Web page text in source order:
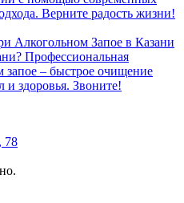
Верните радость жизни!
Алкогольном Запое в Казани
Профессиональная
запое – быстрое очищение
и здоровья. Звоните!
78